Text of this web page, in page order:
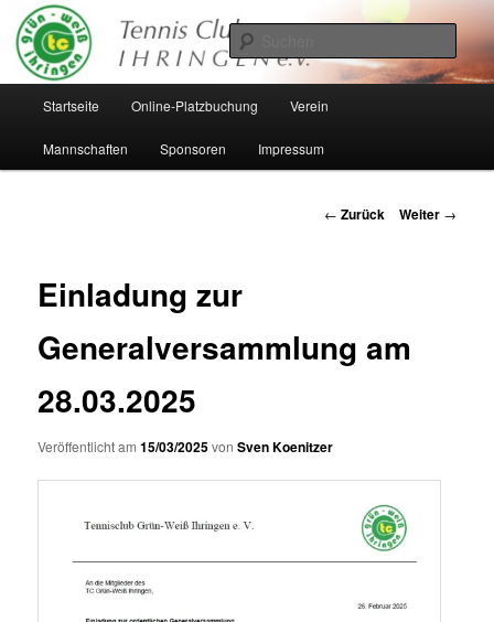
Zum
Inhalt
wechseln
Startseite Online-Platzbuchung Verein
Mannschaften Sponsoren Impressum
Beitrags-
← Zurück Weiter →
Einladung zur
Generalversammlung am
28.03.2025
Veröffentlicht am15/03/2025vonSven Koenitzer